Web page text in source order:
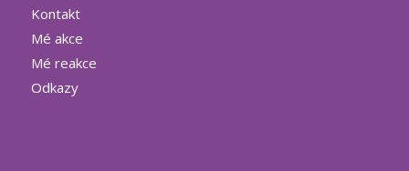
Kontakt
Mé akce
Mé reakce
Odkazy